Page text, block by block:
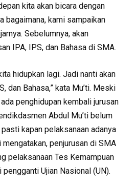
kita akan bicara dengan
bagaimana, kami sampaikan
Sebelumnya, akan
IPA, IPS, dan Bahasa di SMA.
hidupkan lagi. Jadi nanti akan
dan Bahasa,” kata Mu’ti. Meski
penghidupan kembali jurusan
Abdul Mu’ti belum
kapan pelaksanaan adanya
mengatakan, penjurusan di SMA
pelaksanaan Tes Kemampuan
Ujian Nasional (UN).